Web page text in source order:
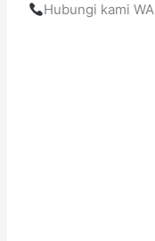
Hubungi kami WA